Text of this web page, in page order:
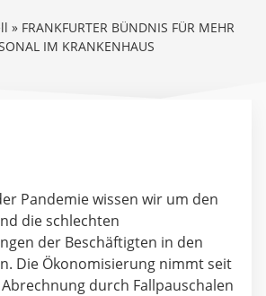
» FRANKFURTER BÜNDNIS FÜR MEHR
IM KRANKENHAUS
Pandemie wissen wir um den
die schlechten
der Beschäftigten in den
Die Ökonomisierung nimmt seit
durch Fallpauschalen